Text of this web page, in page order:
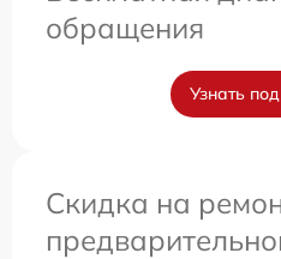
обращения
Узнать
Скидка на